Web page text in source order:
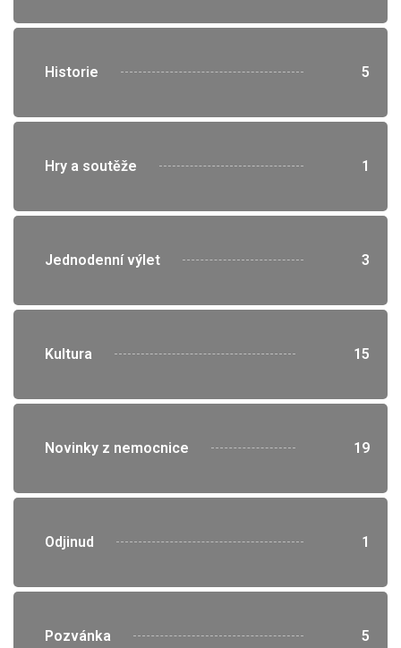
Historie 5
Hry a soutěže 1
Jednodenní výlet 3
Kultura 15
Novinky z nemocnice 19
Odjinud 1
Pozvánka 5